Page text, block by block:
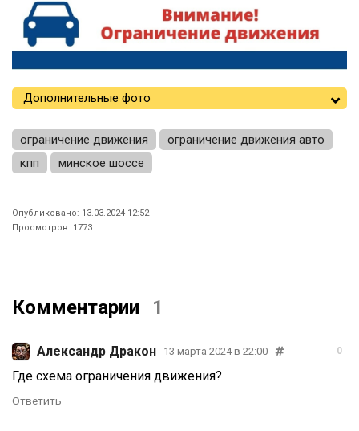
Дополнительные фото
ограничение движения
ограничение движения авто
кпп
минское шоссе
Опубликовано: 13.03.2024 12:52
Просмотров: 1773
Комментарии 1
Александр Дракон 13 марта 2024 в 22:00 0
Где схема ограничения движения?
Ответить